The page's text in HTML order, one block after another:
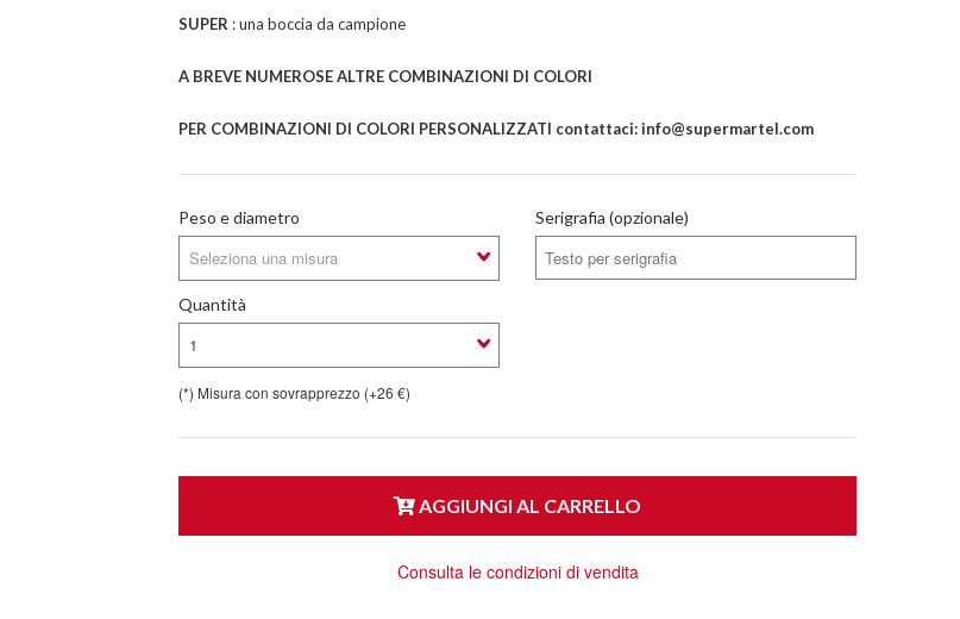
SUPER : una boccia da campione
A BREVE NUMEROSE ALTRE COMBINAZIONI DI COLORI
PER COMBINAZIONI DI COLORI PERSONALIZZATI contattaci: info@supermartel.com
Peso e diametro
Seleziona una misura
Serigrafia (opzionale)
Quantità
1
(*) Misura con sovrapprezzo (+26 €)
AGGIUNGI AL CARRELLO
Consulta le condizioni di vendita